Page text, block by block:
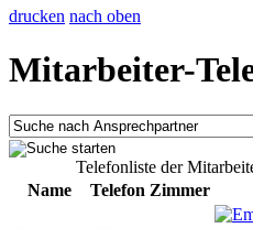
drucken nach oben
Mitarbeiter-
Telefonliste der
Name
Telefon Zimmer